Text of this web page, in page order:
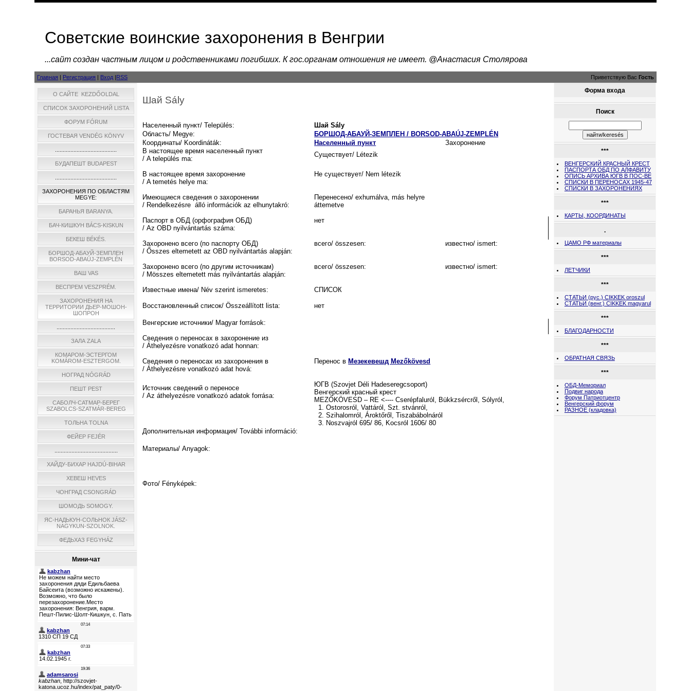
Советские воинские захоронения в Венгрии
...cайт создан частным лицом и родственниками погибших. К гос.органам отношения не имеет. @Анастасия Столярова
Главная | Регистрация | Вход |RSS Приветствую Вас Гость
О САЙТЕ KEZDŐOLDAL
СПИСОК ЗАХОРОНЕНИЙ LISTA
ФОРУМ FÓRUM
ГОСТЕВАЯ VENDÉG KÖNYV
БУДАПЕШТ BUDAPEST
ЗАХОРОНЕНИЯ ПО ОБЛАСТЯМ
MEGYE:
БАРАНЬЯ BARANYA.
БАЧ-КИШКУН BÁCS-KISKUN
БЕКЕШ BÉKÉS.
БОРШОД-АБАУЙ-ЗЕМПЛЕН
BORSOD-ABAÚJ-ZEMPLÉN
ВАШ VAS
ВЕСПРЕМ VESZPRÉM.
ЗАХОРОНЕНИЯ НА
ТЕРРИТОРИИ ДЬЕР-МОШОН-
ШОПРОН
ЗАЛА ZALA
КОМАРОМ-ЭСТЕРГОМ
KOMÁROM-ESZTERGOM.
НОГРАД NÓGRÁD
ПЕШТ PEST
САБОЛЧ-САТМАР-БЕРЕГ
SZABOLCS-SZATMÁR-BEREG
ТОЛЬНА TOLNA
ФЕЙЕР FEJÉR
ХАЙДУ-БИХАР HAJDÚ-BIHAR
ХЕВЕШ HEVES
ЧОНГРАД CSONGRÁD
ШОМОДЬ SOMOGY.
ЯС-НАДЬКУН-СОЛЬНОК JÁSZ-
NAGYKUN-SZOLNOK.
ФЕДЬХАЗ FEGYHÁZ
Мини-чат
Шай Sály
Населенный пункт/ Település:
Шай Sály
Область/ Megye:
БОРШОД-АБАУЙ-ЗЕМПЛЕН / BORSOD-ABAÚJ-ZEMPLÉN
Координаты/ Koordináták:
Населенный пункт
Захоронение
В настоящее время населенный пункт
/ A település ma:
Существует/ Létezik
В настоящее время захоронение
/ A temetés helye ma:
Не существует/ Nem létezik
Имеющиеся сведения о захоронении
/ Rendelkezésre álló információk az elhunytakró:
Перенесено/ exhumálva, más helyre
áttemetve
Паспорт в ОБД (орфография ОБД)
/ Az OBD nyilvántartás száma:
нет
Захоронено всего (по паспорту ОБД)
/ Ősszes eltemetett az OBD nyilvántartás alapján:
всего/ összesen: известно/ ismert:
Захоронено всего (по другим источникам)
/ Мösszes eltemetett más nyilvántartás alapján:
всего/ összesen: известно/ ismert:
Известные имена/ Név szerint ismeretes: СПИСОК
Восстановленный список/ Összeállított lista: нет
Венгерские источники/ Magyar források:
Сведения о переносах в захоронение из
/ Áthelyezésre vonatkozó adat honnan:
Сведения о переносах из захоронения в
/ Áthelyezésre vonatkozó adat hová:
Перенос в Мезекевешд Mezőkövesd
Источник сведений о переносе
/ Az áthelyezésre vonatkozó adatok forrása:
ЮГВ (Szovjet Déli Hadeseregcsoport)
Венгерский красный крест
MEZŐKÖVESD – RE <---- Cserépfaluról, Bükkzsércről, Sólyról,
1. Ostorosról, Vattáról, Szt. stvánról,
2. Szihalomról, Ároktőről, Tiszabábolnáról
3. Noszvajról 695/ 86, Kocsról 1606/ 80
Дополнительная информация/ További információ:
Материалы/ Anyagok:
Фото/ Fényképek:
Форма входа
Поиск
***
ВЕНГЕРСКИЙ КРАСНЫЙ КРЕСТ
ПАСПОРТА ОБД ПО АЛФАВИТУ
ОПИСЬ АРХИВА ЮГВ В ПОС-ВЕ
СПИСКИ В ПЕРЕНОСАХ 1945-47
СПИСКИ В ЗАХОРОНЕНИЯХ
***
КАРТЫ, КООРДИНАТЫ
.
ЦАМО РФ материалы
***
ЛЕТЧИКИ
***
СТАТЬИ (рус.) CIKKEK oroszul
СТАТЬИ (венг.) CIKKEK magyarul
***
БЛАГОДАРНОСТИ
***
ОБРАТНАЯ СВЯЗЬ
***
ОБД-Мемориал
Подвиг народа
Форум Патриотцентр
Венгерский форум
РАЗНОЕ (кладовка)